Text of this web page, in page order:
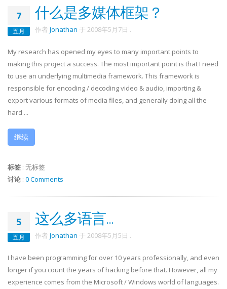
7
五月
什么是多媒体框架？
作者 Jonathan 于 2008年5月7日 .
My research has opened my eyes to many important points to
making this project a success. The most important point is that I need
to use an underlying multimedia framework. This framework is
responsible for encoding / decoding video & audio, importing &
export various formats of media files, and generally doing all the
hard ...
继续
标签 : 无标签
讨论 : 0 Comments
5
五月
这么多语言...
作者 Jonathan 于 2008年5月5日 .
I have been programming for over 10 years professionally, and even
longer if you count the years of hacking before that. However, all my
experience comes from the Microsoft / Windows world of languages.